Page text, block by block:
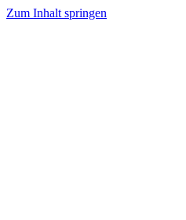
Zum Inhalt springen